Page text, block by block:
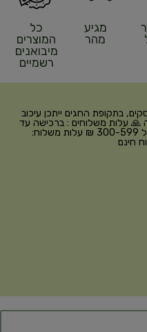
מגיע
מהר
כל
המוצרים
מיבואנים
רשמיים
לכל הארץ 2-6 ימי עסקים, בתקופת החגים ייתכן עיכוב
🙏 עלות משלוחים : ברכישה עד
299₪ עלות משלוח 22₪, ברכישה של 300-599 ₪ עלות משלוח: